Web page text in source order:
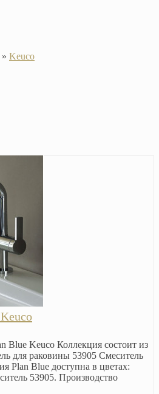
» Keuco
Blue Keuco Коллекция состоит из
для раковины 53905 Смеситель
Plan Blue доступна в цветах:
53905. Производство